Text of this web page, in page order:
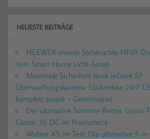
NEUESTE BEITRÄGE
NEEWER smarte Stehleuchte NF01:
dein Smart Home Licht-Setup
Maximale Sicherheit dank ieGeek S7
Überwachungskamera: Lückenlose 24/7-
komplett autark + Gewinnspiel
Der ultimative Sommer-Retter: Levoit
Classic 36 DC im Praxischeck
Wuben X5 im Test: Die ultimative 3-